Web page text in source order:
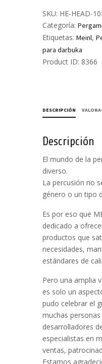
Meinl
cantidad
SKU: HE-HEAD-
Categoría:
Etiquetas: Meinl,
para darbuka
Product ID: 8366
DESCRIPCIÓN
Descripción
El mundo de la
diverso.
La percusión no
género o un tipo
Es por eso que
dedicado a
productos que
necesidades,
estándares de
Pero una amplia
es solo un
pudo celebrar el
muchas
desarrolladores
especialistas en
ventas,
Estamos